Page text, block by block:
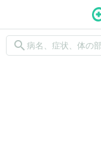
search